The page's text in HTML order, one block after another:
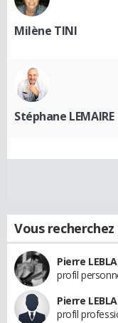
Milène TINI
Stéphane LEMAIRE
Vous
Pierre
profil
Pierre
profil